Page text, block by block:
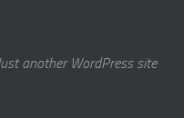
another WordPress site